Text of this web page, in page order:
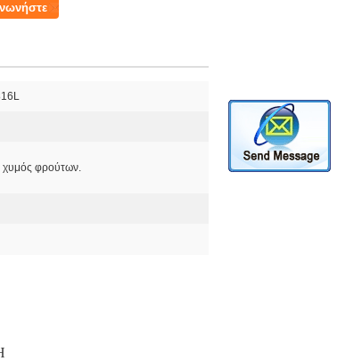
χυμός φρούτων.